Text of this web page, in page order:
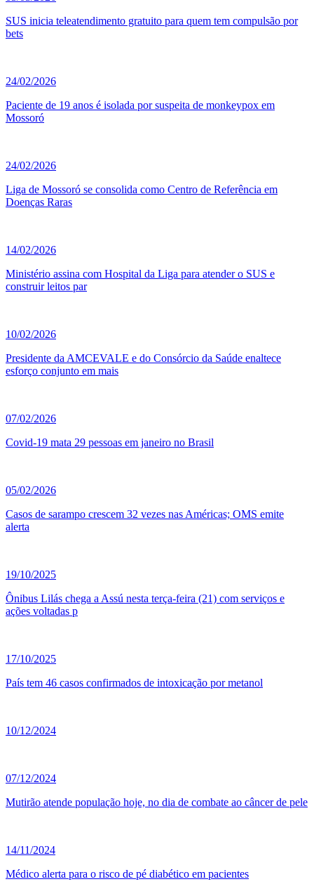
SUS inicia teleatendimento gratuito para quem tem compulsão por
bets
24/02/2026
Paciente de 19 anos é isolada por suspeita de monkeypox em
Mossoró
24/02/2026
Liga de Mossoró se consolida como Centro de Referência em
Doenças Raras
14/02/2026
Ministério assina com Hospital da Liga para atender o SUS e
construir leitos par
10/02/2026
Presidente da AMCEVALE e do Consórcio da Saúde enaltece
esforço conjunto em mais
07/02/2026
Covid-19 mata 29 pessoas em janeiro no Brasil
05/02/2026
Casos de sarampo crescem 32 vezes nas Américas; OMS emite
alerta
19/10/2025
Ônibus Lilás chega a Assú nesta terça-feira (21) com serviços e
ações voltadas p
17/10/2025
País tem 46 casos confirmados de intoxicação por metanol
10/12/2024
07/12/2024
Mutirão atende população hoje, no dia de combate ao câncer de pele
14/11/2024
Médico alerta para o risco de pé diabético em pacientes